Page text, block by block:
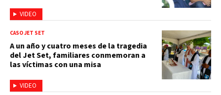
VIDEO
VIDEO
CASO JET SET
A un año y cuatro meses de la tragedia
del Jet Set, familiares conmemoran a
las víctimas con una misa